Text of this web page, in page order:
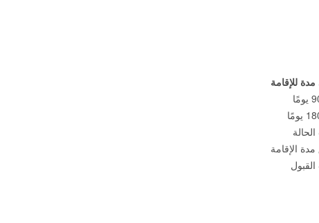
للإقامة
الإقامة